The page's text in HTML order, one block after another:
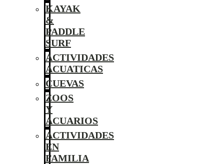
KAYAK
&
PADDLE
SURF
ACTIVIDADES
ACUATICAS
CUEVAS
ZOOS
Y
ACUARIOS
ACTIVIDADES
EN
FAMILIA